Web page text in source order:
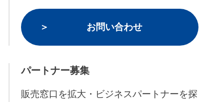
お問い合わせ
パートナー募集
販売窓口を拡大・ビジネスパートナーを探